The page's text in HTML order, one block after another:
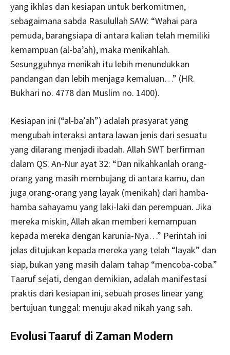
yang ikhlas dan kesiapan untuk berkomitmen,
sebagaimana sabda Rasulullah SAW: “Wahai para
pemuda, barangsiapa di antara kalian telah memiliki
kemampuan (al-ba’ah), maka menikahlah.
Sesungguhnya menikah itu lebih menundukkan
pandangan dan lebih menjaga kemaluan…” (HR.
Bukhari no. 4778 dan Muslim no. 1400).
Kesiapan ini (“al-ba’ah”) adalah prasyarat yang
mengubah interaksi antara lawan jenis dari sesuatu
yang dilarang menjadi ibadah. Allah SWT berfirman
dalam QS. An-Nur ayat 32: “Dan nikahkanlah orang-
orang yang masih membujang di antara kamu, dan
juga orang-orang yang layak (menikah) dari hamba-
hamba sahayamu yang laki-laki dan perempuan. Jika
mereka miskin, Allah akan memberi kemampuan
kepada mereka dengan karunia-Nya…” Perintah ini
jelas ditujukan kepada mereka yang telah “layak” dan
siap, bukan yang masih dalam tahap “mencoba-coba.”
Taaruf sejati, dengan demikian, adalah manifestasi
praktis dari kesiapan ini, sebuah proses linear yang
bertujuan tunggal: menuju akad nikah yang sah.
Evolusi Taaruf di Zaman Modern